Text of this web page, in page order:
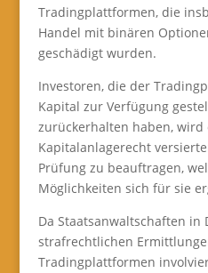
Tradingplattformen, die
Handel mit binären
geschädigt wurden.
Investoren, die der
Kapital zur Verfügung
zurückerhalten haben,
Kapitalanlagerecht
Prüfung zu beauftragen,
Möglichkeiten sich für sie
Da Staatsanwaltschaften in
strafrechtlichen
Tradingplattformen